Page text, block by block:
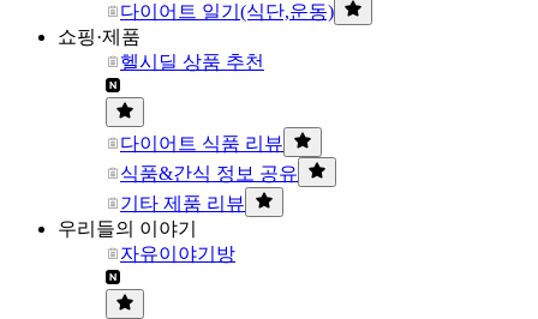
다이어트 일기(식단,운동)
쇼핑·제품
헬시딜 상품 추천
다이어트 식품 리뷰
식품&간식 정보 공유
기타 제품 리뷰
우리들의 이야기
자유이야기방